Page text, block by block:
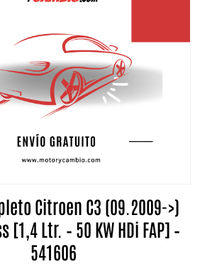
Citroen C3 (09.2009->)
[1,4 Ltr. – 50 KW HDi FAP] –
541606